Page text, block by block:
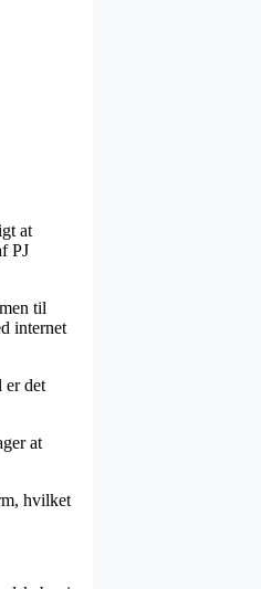
at
PJ
til
internet
er det
at
hvilket